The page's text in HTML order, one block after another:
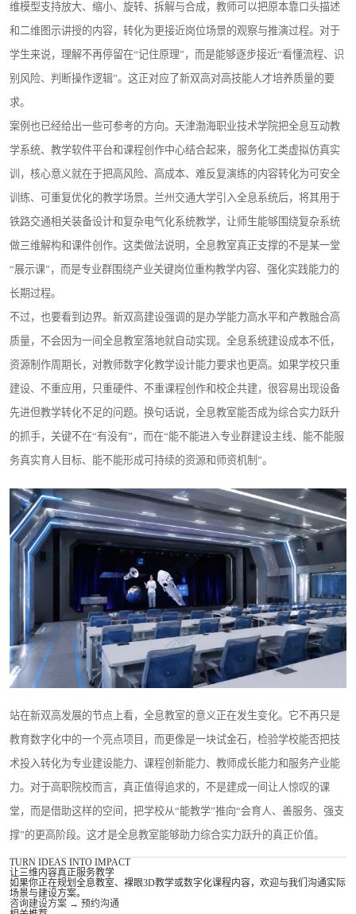
维模型支持放大、缩小、旋转、拆解与合成，教师可以把原本靠口头描述
和二维图示讲授的内容，转化为更接近岗位场景的观察与推演过程。对于
学生来说，理解不再停留在“记住原理”，而是能够逐步接近“看懂流程、识
别风险、判断操作逻辑”。这正对应了新双高对高技能人才培养质量的要
求。
案例也已经给出一些可参考的方向。天津渤海职业技术学院把全息互动教
学系统、教学软件平台和课程创作中心结合起来，服务化工类虚拟仿真实
训，核心意义就在于把高风险、高成本、难反复演练的内容转化为可安全
训练、可重复优化的教学场景。兰州交通大学引入全息系统后，将其用于
铁路交通相关装备设计和复杂电气化系统教学，让师生能够围绕复杂系统
做三维解构和课件创作。这类做法说明，全息教室真正支撑的不是某一堂
“展示课”，而是专业群围绕产业关键岗位重构教学内容、强化实践能力的
长期过程。
不过，也要看到边界。新双高建设强调的是办学能力高水平和产教融合高
质量，不会因为一间全息教室落地就自动实现。全息系统建设成本不低，
资源制作周期长，对教师数字化教学设计能力要求也更高。如果学校只重
建设、不重应用，只重硬件、不重课程创作和校企共建，很容易出现设备
先进但教学转化不足的问题。换句话说，全息教室能否成为综合实力跃升
的抓手，关键不在“有没有”，而在“能不能进入专业群建设主线、能不能服
务真实育人目标、能不能形成可持续的资源和师资机制”。
站在新双高发展的节点上看，全息教室的意义正在发生变化。它不再只是
教育数字化中的一个亮点项目，而更像是一块试金石，检验学校能否把技
术投入转化为专业建设能力、课程创新能力、教师成长能力和服务产业能
力。对于高职院校而言，真正值得追求的，不是建成一间让人惊叹的课
堂，而是借助这样的空间，把学校从“能教学”推向“会育人、善服务、强支
撑”的更高阶段。这才是全息教室能够助力综合实力跃升的真正价值。
TURN IDEAS INTO IMPACT
让三维内容真正服务教学
如果你正在规划全息教室、裸眼3D教学或数字化课程内容，欢迎与我们沟通实际
场景与建设方案。
咨询建设方案 → 预约沟通